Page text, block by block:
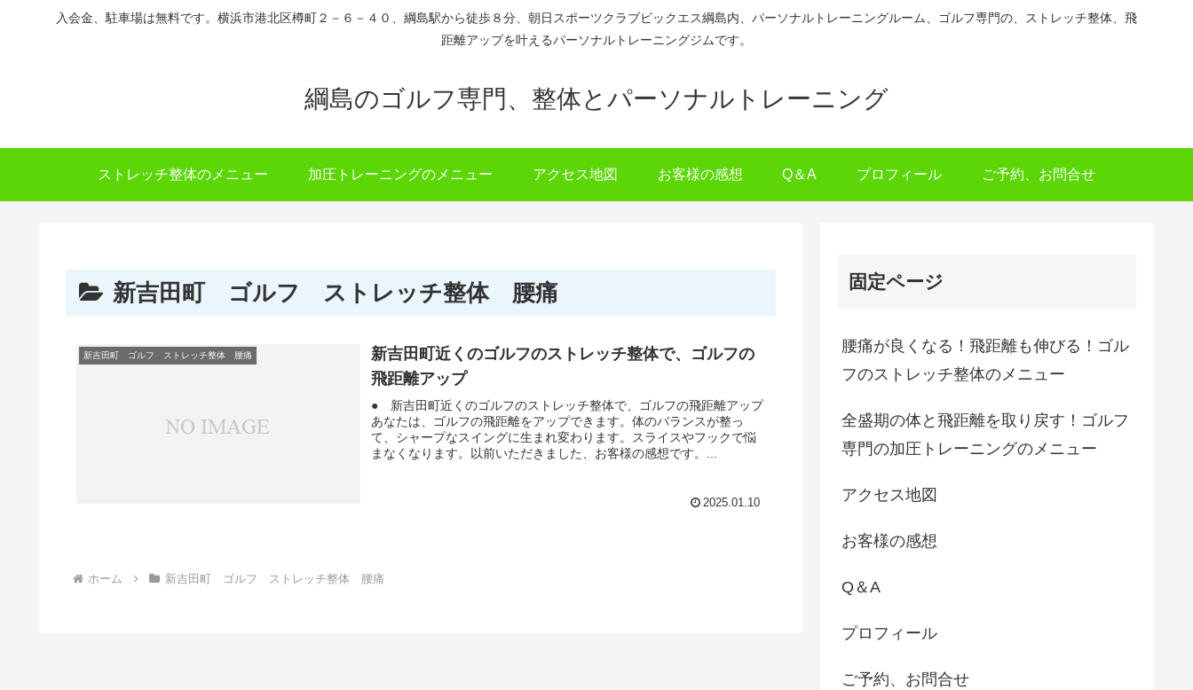
入会金、駐車場は無料です。横浜市港北区樽町２－６－４０、綱島駅から徒歩８分、朝日スポーツクラブビックエス綱島内、パーソナルトレーニングルーム、ゴルフ専門の、ストレッチ整体、飛
距離アップを叶えるパーソナルトレーニングジムです。
綱島のゴルフ専門、整体とパーソナルトレーニング
ストレッチ整体のメニュー 加圧トレーニングのメニュー アクセス地図 お客様の感想 Q＆A プロフィール ご予約、お問合せ
新吉田町 ゴルフ ストレッチ整体 腰痛
新吉田町 ゴルフ ストレッチ整体 腰痛
新吉田町近くのゴルフのストレッチ整体で、ゴルフの
飛距離アップ
● 新吉田町近くのゴルフのストレッチ整体で、ゴルフの飛距離アップ
あなたは、ゴルフの飛距離をアップできます。体のバランスが整っ
て、シャープなスイングに生まれ変わります。スライスやフックで悩
まなくなります。以前いただきました、お客様の感想です。...
2025.01.10
ホーム 新吉田町 ゴルフ ストレッチ整体 腰痛
固定ページ
腰痛が良くなる！飛距離も伸びる！ゴル
フのストレッチ整体のメニュー
全盛期の体と飛距離を取り戻す！ゴルフ
専門の加圧トレーニングのメニュー
アクセス地図
お客様の感想
Q＆A
プロフィール
ご予約、お問合せ